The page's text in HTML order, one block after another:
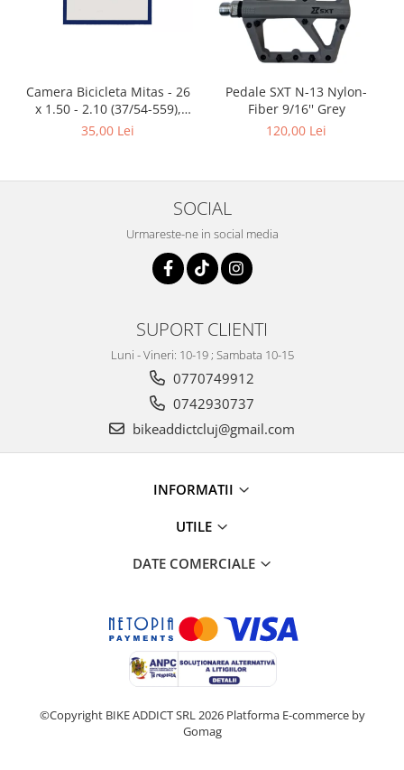
Camera Bicicleta Mitas - 26
x 1.50 - 2.10 (37/54-559),
FV47
35,00 Lei
Pedale SXT N-13 Nylon-
Fiber 9/16'' Grey
120,00 Lei
SOCIAL
Urmareste-ne in social media
SUPORT CLIENTI
Luni - Vineri: 10-19 ; Sambata 10-15
0770749912
0742930737
bikeaddictcluj@gmail.com
INFORMATII
UTILE
DATE COMERCIALE
©Copyright BIKE ADDICT SRL 2026 Platforma E-commerce by
Gomag